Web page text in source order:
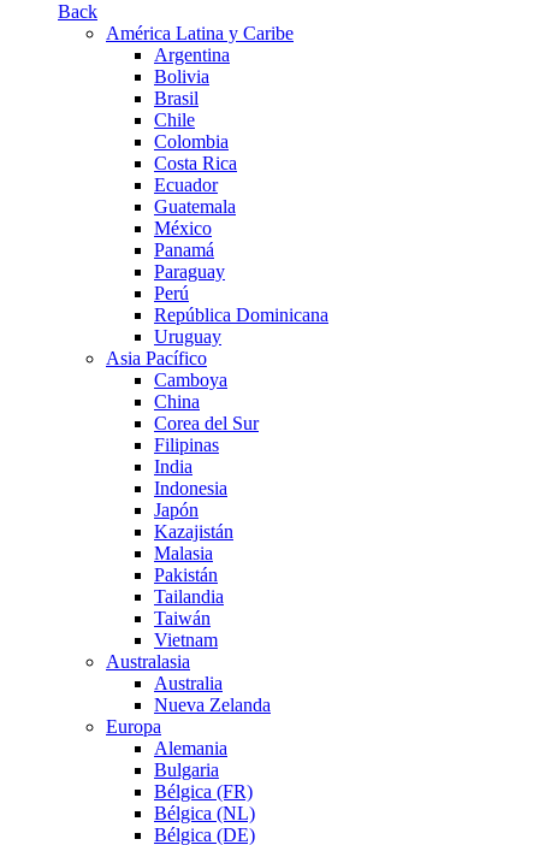
Back
América Latina y Caribe
Argentina
Bolivia
Brasil
Chile
Colombia
Costa Rica
Ecuador
Guatemala
México
Panamá
Paraguay
Perú
República Dominicana
Uruguay
Asia Pacífico
Camboya
China
Corea del Sur
Filipinas
India
Indonesia
Japón
Kazajistán
Malasia
Pakistán
Tailandia
Taiwán
Vietnam
Australasia
Australia
Nueva Zelanda
Europa
Alemania
Bulgaria
Bélgica (FR)
Bélgica (NL)
Bélgica (DE)